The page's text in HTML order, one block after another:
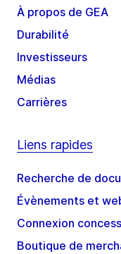
À propos de GEA
Durabilité
Investisseurs
Médias
Carrières
Liens rapides
Recherche de
Évènements et
Connexion
Boutique de